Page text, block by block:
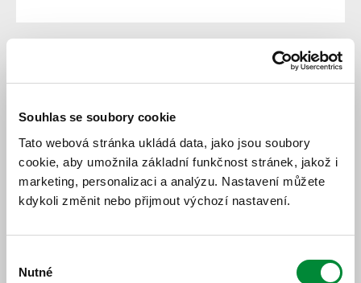
Souhlas se soubory cookie
Tato webová stránka ukládá data, jako jsou soubory
cookie, aby umožnila základní funkčnost stránek, jakož i
marketing, personalizaci a analýzu. Nastavení můžete
kdykoli změnit nebo přijmout výchozí nastavení.
souhlasu
Nutné
může dočasně docházet k neobsluhování zast.
Lužany, obecní úřad a zpoždění spojů až o cca 20
minut!